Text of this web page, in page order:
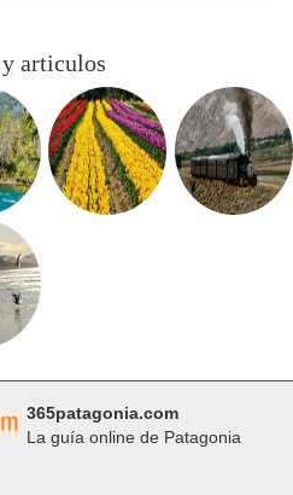
articulos
365patagonia.com
La guía online de Patagonia